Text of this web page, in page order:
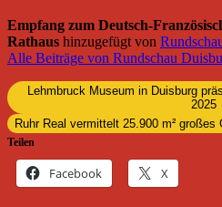
Empfang zum Deutsch-
Rathaus hinzugefügt von
Alle Beiträge von Rundschau
Lehmbruck Museum in Duisburg
2025
Ruhr Real vermittelt 25.900 m² großes
Teilen
Facebook X